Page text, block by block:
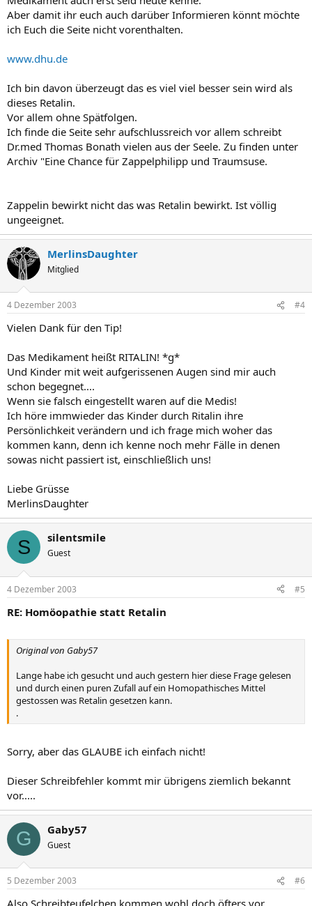
Aber damit ihr euch auch darüber Informieren könnt möchte
ich Euch die Seite nicht vorenthalten.
www.dhu.de
Ich bin davon überzeugt das es viel viel besser sein wird als
dieses Retalin.
Vor allem ohne Spätfolgen.
Ich finde die Seite sehr aufschlussreich vor allem schreibt
Dr.med Thomas Bonath vielen aus der Seele. Zu finden unter
Archiv "Eine Chance für Zappelphilipp und Traumsuse.
Zappelin bewirkt nicht das was Retalin bewirkt. Ist völlig
ungeeignet.
MerlinsDaughter
Mitglied
4 Dezember 2003 #4
Vielen Dank für den Tip!
Das Medikament heißt RITALIN! *g*
Und Kinder mit weit aufgerissenen Augen sind mir auch
schon begegnet....
Wenn sie falsch eingestellt waren auf die Medis!
Ich höre immwieder das Kinder durch Ritalin ihre
Persönlichkeit verändern und ich frage mich woher das
kommen kann, denn ich kenne noch mehr Fälle in denen
sowas nicht passiert ist, einschließlich uns!
Liebe Grüsse
MerlinsDaughter
S silentsmile
Guest
4 Dezember 2003 #5
RE: Homöopathie statt Retalin
Original von Gaby57
Lange habe ich gesucht und auch gestern hier diese Frage gelesen
und durch einen puren Zufall auf ein Homopathisches Mittel
gestossen was Retalin gesetzen kann.
.
Sorry, aber das GLAUBE ich einfach nicht!
Dieser Schreibfehler kommt mir übrigens ziemlich bekannt
vor.....
G Gaby57
Guest
5 Dezember 2003 #6
Also Schreibteufelchen kommen wohl doch öfters vor.